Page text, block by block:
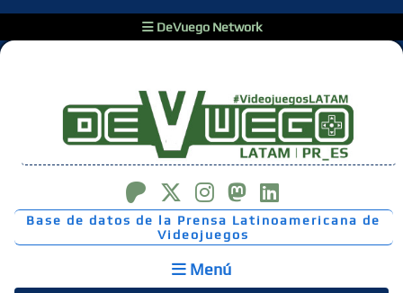
DeVuego Network
Base de datos de la Prensa Latinoamericana de
Videojuegos
Menú